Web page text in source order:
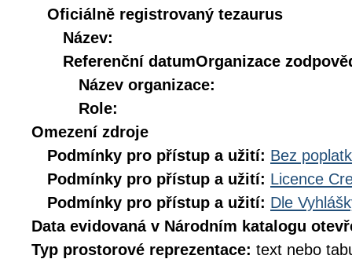
Oficiálně registrovaný tezaurus
Název:
Referenční datumOrganizace
Název organizace:
Role:
Omezení zdroje
Podmínky pro přístup a užití: Bez
Podmínky pro přístup a užití: Licence
Podmínky pro přístup a užití: Dle
Data evidovaná v Národním katalogu
Typ prostorové reprezentace: text nebo